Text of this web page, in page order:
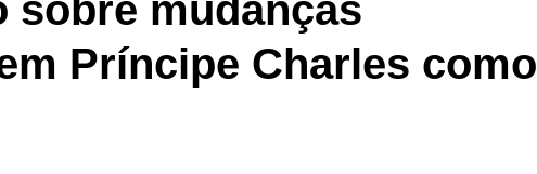
sobre mudanças
Príncipe Charles como